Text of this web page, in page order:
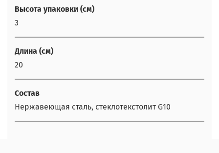
Высота упаковки (см)
3
Длина (см)
20
Состав
Нержавеющая сталь, стеклотекстолит G10